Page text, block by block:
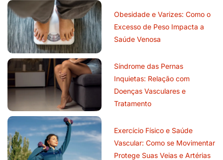
Obesidade e Varizes: Como o
Excesso de Peso Impacta a
Saúde Venosa
Síndrome das Pernas
Inquietas: Relação com
Doenças Vasculares e
Tratamento
Exercício Físico e Saúde
Vascular: Como se Movimentar
Protege Suas Veias e Artérias